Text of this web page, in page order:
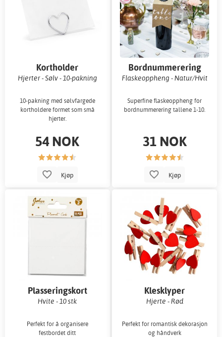
Kortholder
Hjerter - Sølv - 10-pakning
10-pakning med sølvfargede
kortholdere formet som små
hjerter.
54 NOK
Kjøp
Bordnummerering
Flaskeoppheng - Natur/Hvit
Superfine flaskeoppheng for
bordnummerering tallene 1-10.
31 NOK
Kjøp
Plasseringskort
Hvite - 10 stk
Perfekt for å organisere
festbordet ditt
Klesklyper
Hjerte - Rød
Perfekt for romantisk dekorasjon
og håndverk